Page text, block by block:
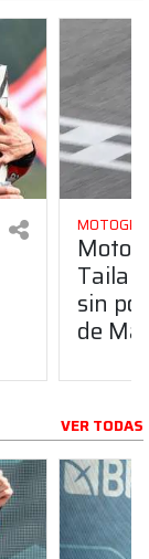
MOTOGP
sin
de
VER TODAS